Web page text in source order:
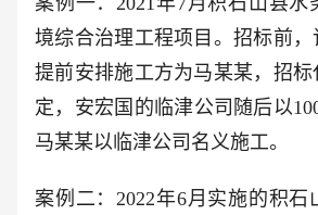
境综合治理工程项目。招标前
提前安排施工方为马某某，招
定，安宏国的临津公司随后以
马某某以临津公司名义施工。
案例二：2022年6月实施的积石